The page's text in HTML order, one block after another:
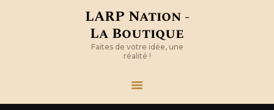
LARP Nation -
La Boutique
Faites de votre idée, une
réalité !